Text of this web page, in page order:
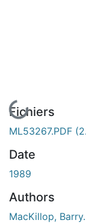
En cours de
Fichiers
ML53267.PDF
Date
1989
Authors
MacKillop, Barry.